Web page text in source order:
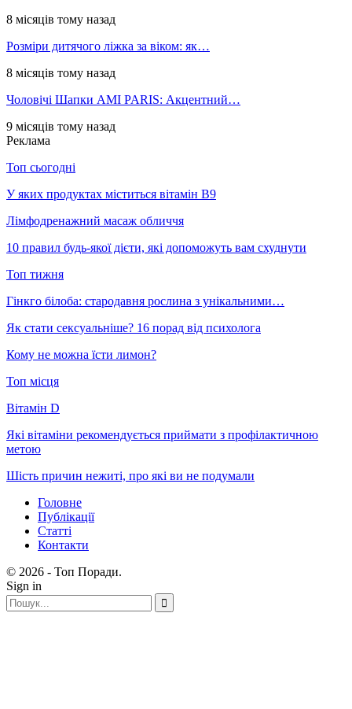
8 місяців тому назад
Розміри дитячого ліжка за віком: як…
8 місяців тому назад
Чоловічі Шапки AMI PARIS: Акцентний…
9 місяців тому назад
Реклама
Топ сьогодні
У яких продуктах міститься вітамін В9
Лімфодренажний масаж обличчя
10 правил будь-якої дієти, які допоможуть вам схуднути
Топ тижня
Гінкго білоба: стародавня рослина з унікальними…
Як стати сексуальніше? 16 порад від психолога
Кому не можна їсти лимон?
Топ місця
Вітамін D
Які вітаміни рекомендується приймати з профілактичною
метою
Шість причин нежиті, про які ви не подумали
Головне
Публікації
Статті
Контакти
© 2026 - Топ Поради.
Sign in